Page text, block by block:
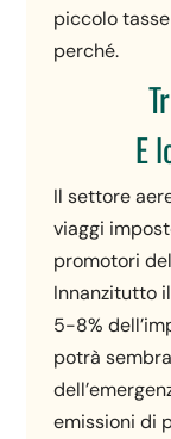
piccolo
perché.
E
Il settore
viaggi
promotori
Innanzitutto
5-8%
potrà
emissioni di